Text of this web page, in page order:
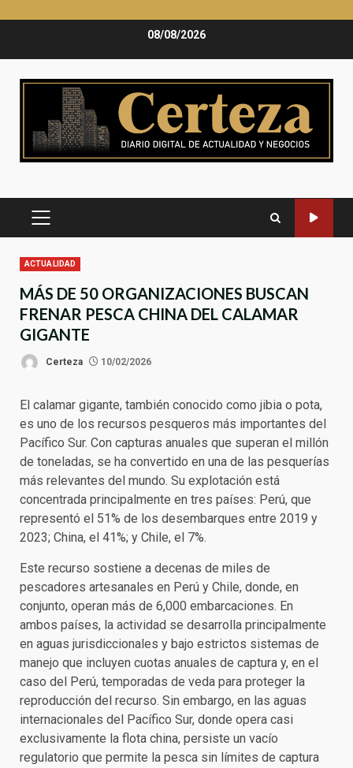
08/08/2026
MENÚ
ACTUALIDAD
MÁS DE 50 ORGANIZACIONES BUSCAN
FRENAR PESCA CHINA DEL CALAMAR
GIGANTE
Certeza 10/02/2026
El calamar gigante, también conocido como jibia o pota,
es uno de los recursos pesqueros más importantes del
Pacífico Sur. Con capturas anuales que superan el millón
de toneladas, se ha convertido en una de las pesquerías
más relevantes del mundo. Su explotación está
concentrada principalmente en tres países: Perú, que
representó el 51% de los desembarques entre 2019 y
2023; China, el 41%; y Chile, el 7%.
Este recurso sostiene a decenas de miles de
pescadores artesanales en Perú y Chile, donde, en
conjunto, operan más de 6,000 embarcaciones. En
ambos países, la actividad se desarrolla principalmente
en aguas jurisdiccionales y bajo estrictos sistemas de
manejo que incluyen cuotas anuales de captura y, en el
caso del Perú, temporadas de veda para proteger la
reproducción del recurso. Sin embargo, en las aguas
internacionales del Pacífico Sur, donde opera casi
exclusivamente la flota china, persiste un vacío
regulatorio que permite la pesca sin límites de captura